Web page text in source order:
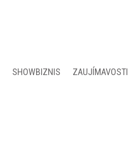
SHOWBIZNIS ZAUJÍMAVOSTI